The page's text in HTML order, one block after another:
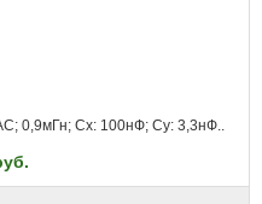
0,9мГн; Cx: 100нФ; Cy: 3,3нФ..